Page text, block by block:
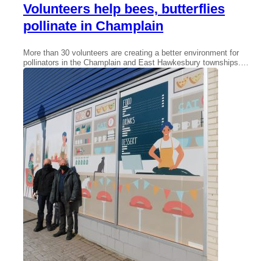
Volunteers help bees, butterflies
pollinate in Champlain
More than 30 volunteers are creating a better environment for
pollinators in the Champlain and East Hawkesbury townships.…